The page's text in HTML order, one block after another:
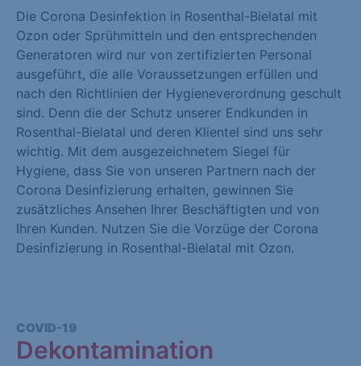
Die Corona Desinfektion in Rosenthal-Bielatal mit
Ozon oder Sprühmitteln und den entsprechenden
Generatoren wird nur von zertifizierten Personal
ausgeführt, die alle Voraussetzungen erfüllen und
nach den Richtlinien der Hygieneverordnung geschult
sind. Denn die der Schutz unserer Endkunden in
Rosenthal-Bielatal und deren Klientel sind uns sehr
wichtig. Mit dem ausgezeichnetem Siegel für
Hygiene, dass Sie von unseren Partnern nach der
Corona Desinfizierung erhalten, gewinnen Sie
zusätzliches Ansehen Ihrer Beschäftigten und von
Ihren Kunden. Nutzen Sie die Vorzüge der Corona
Desinfizierung in Rosenthal-Bielatal mit Ozon.
COVID-19
Dekontamination